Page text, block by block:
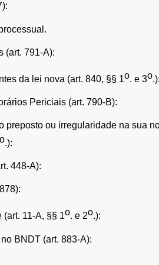
(art. 791-A):
da lei nova (art. 840, §§ 1o. e 3o.):
Periciais (art. 790-B):
preposto ou irregularidade na sua
o.):
448-A):
(art. 11-A, §§ 1o. e 2o.):
BNDT (art. 883-A):